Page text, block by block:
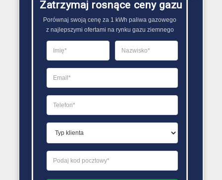
przypadku pamiętać, żeby sprawdzić, czy posiada
ona ważną homologację, której czas wskazywany
jest na butli..
PORÓWNYWARKA OFERT GAZU
Zatrzymaj rosnące ceny gazu
Porównaj swoją cenę za 1 kWh paliwa gazowego
z najlepszymi ofertami na rynku gazu ziemnego